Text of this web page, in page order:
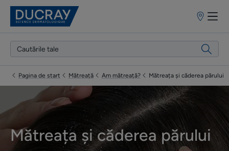
Puncte
vânzare
Pagina de start Mătreață Am mătreață? Mătreața și căderea părului
Mătreața și căderea părului